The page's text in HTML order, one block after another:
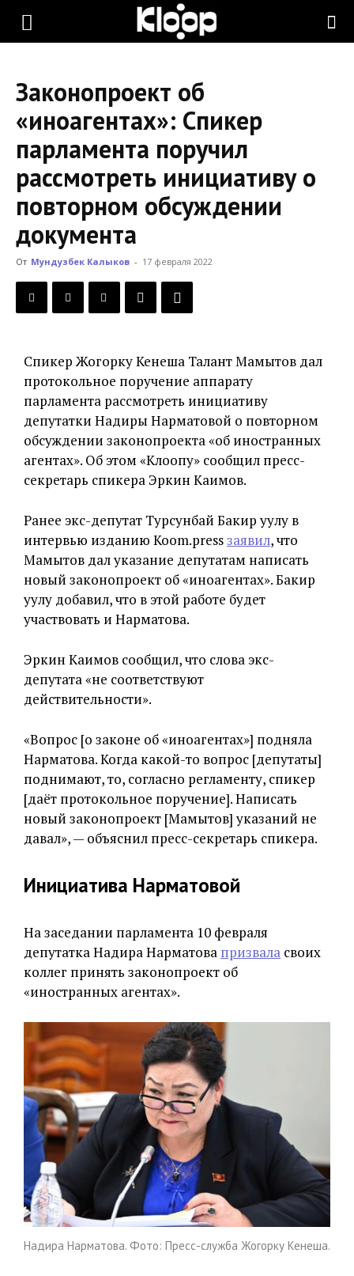
KLOOP.KG
Новости
Кыргызстана
Законопроект об
«иноагентах»: Спикер
парламента поручил
рассмотреть инициативу о
повторном обсуждении
документа
От Мундузбек Калыков - 17 февраля 2022
Спикер Жогорку Кенеша Талант Мамытов дал
протокольное поручение аппарату
парламента рассмотреть инициативу
депутатки Надиры Нарматовой о повторном
обсуждении законопроекта «об иностранных
агентах». Об этом «Клоопу» сообщил пресс-
секретарь спикера Эркин Каимов.
Ранее экс-депутат Турсунбай Бакир уулу в
интервью изданию Koom.pressзаявил, что
Мамытов дал указание депутатам написать
новый законопроект об «иноагентах». Бакир
уулу добавил, что в этой работе будет
участвовать и Нарматова.
Эркин Каимов сообщил, что слова экс-
депутата «не соответствуют
действительности».
«Вопрос [о законе об «иноагентах»] подняла
Нарматова. Когда какой-то вопрос [депутаты]
поднимают, то, согласно регламенту, спикер
[даёт протокольное поручение]. Написать
новый законопроект [Мамытов] указаний не
давал», — объяснил пресс-секретарь спикера.
Инициатива Нарматовой
На заседании парламента 10 февраля
депутатка Надира Нарматова призвала своих
коллег принять законопроект об
«иностранных агентах».
Надира Нарматова. Фото: Пресс-служба Жогорку Кенеша.